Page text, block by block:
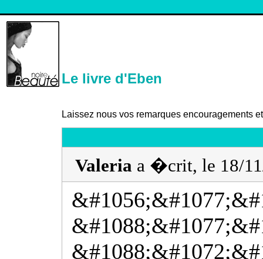
Le livre d'Eben
Laissez nous vos remarques encouragements
Valeria a �crit, le 18/